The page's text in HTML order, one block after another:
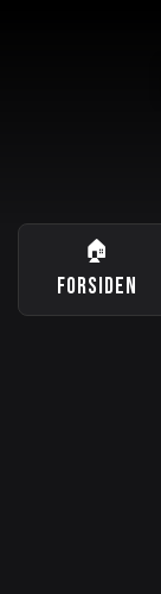
🏠
FORSIDEN